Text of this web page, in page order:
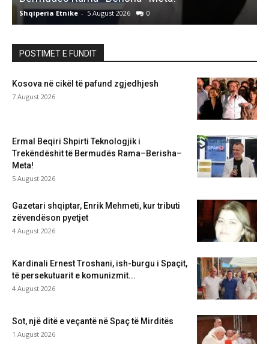
Shqiperia Etnike - 5 August 2026 0
POSTIMET E FUNDIT
Kosova në cikël të pafund zgjedhjesh
7 August 2026
Ermal Beqiri Shpirti Teknologjik i
Trekëndëshit të Bermudës Rama–Berisha–
Meta!
5 August 2026
Gazetari shqiptar, Enrik Mehmeti, kur tributi
zëvendëson pyetjet
4 August 2026
Kardinali Ernest Troshani, ish-burgu i Spaçit,
të persekutuarit e komunizmit...
4 August 2026
Sot, një ditë e veçantë në Spaç të Mirditës
1 August 2026